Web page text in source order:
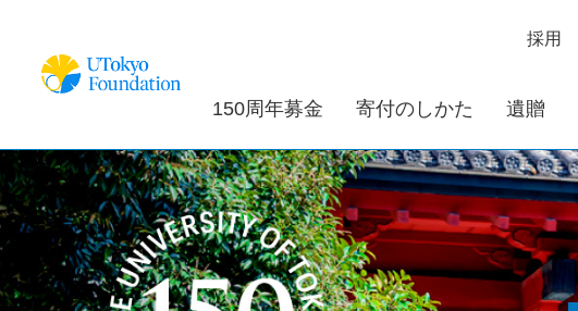
採用
150周年募金 寄付のしかた 遺贈